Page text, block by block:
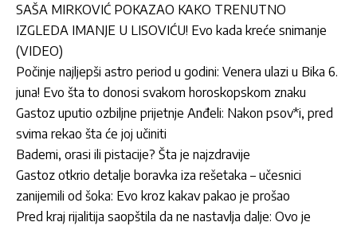
SAŠA MIRKOVIĆ POKAZAO KAKO TRENUTNO
IZGLEDA IMANJE U LISOVIĆU! Evo kada kreće snimanje
(VIDEO)
Počinje najljepši astro period u godini: Venera ulazi u Bika 6.
juna! Evo šta to donosi svakom horoskopskom znaku
Gastoz uputio ozbiljne prijetnje Anđeli: Nakon psov*i, pred
svima rekao šta će joj učiniti
Bademi, orasi ili pistacije? Šta je najzdravije
Gastoz otkrio detalje boravka iza rešetaka – učesnici
zanijemili od šoka: Evo kroz kakav pakao je prošao
Pred kraj rijalitija saopštila da ne nastavlja dalje: Ovo je